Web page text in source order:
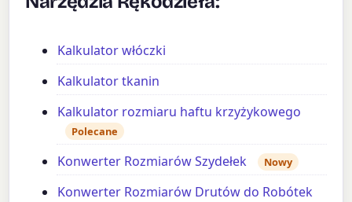
Kalkulator włóczki
Kalkulator tkanin
Kalkulator rozmiaru haftu krzyżykowego
Polecane
Konwerter Rozmiarów Szydełek Nowy
Konwerter Rozmiarów Drutów do Robótek